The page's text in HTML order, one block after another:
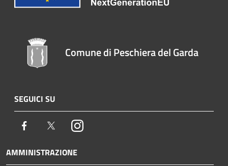
Comune di Peschiera del Garda
SEGUICI SU
Facebook TwitterInstagram
AMMINISTRAZIONE